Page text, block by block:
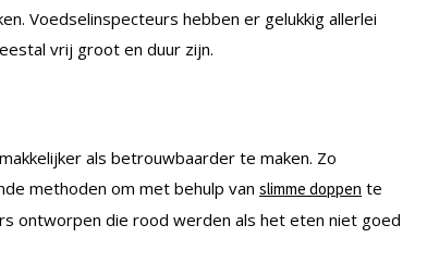
Voedselinspecteurs hebben er gelukkig allerlei
vrij groot en duur zijn.
als betrouwbaarder te maken. Zo
methoden om met behulp van slimme doppen te
ontworpen die rood werden als het eten niet goed